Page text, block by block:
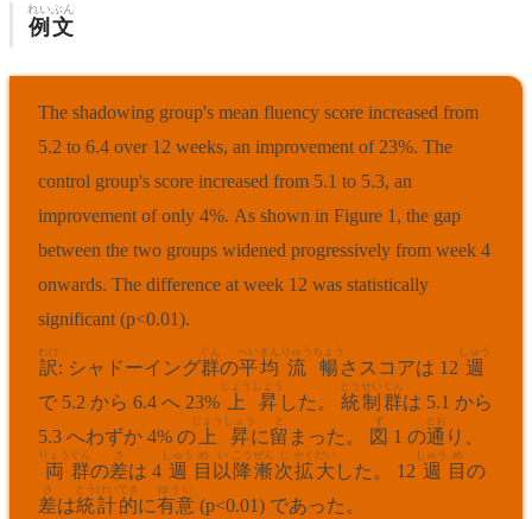
例文
れいぶん
The shadowing group's mean fluency score increased from
5.2 to 6.4 over 12 weeks, an improvement of 23%. The
control group's score increased from 5.1 to 5.3, an
improvement of only 4%. As shown in Figure 1, the gap
between the two groups widened progressively from week 4
onwards. The difference at week 12 was statistically
significant (p<0.01).
訳
わけ
: シャドーイング群
ぐん
の平均
へいきん
流暢
りゅうちょう
さスコアは 12 週
しゅう
で 5.2 から 6.4 へ 23% 上
じょう
昇
しょう
した。 統制
とうせい
群
ぐん
は 5.1 から
5.3 へわずか 4% の 上昇
じょうしょう
に留
と
まった。 図
ず
1 の通
とお
り、
両
りょう
群
ぐん
の差
さ
は 4 週
しゅう
目
め
以
い
降
こう
漸
ぜん
次
じ
拡
かく
大
だい
した。 12 週
しゅう
目
め
の
差
さ
は統計
とうけい
的
てき
に有意
ゆうい
(p<0.01) であった。